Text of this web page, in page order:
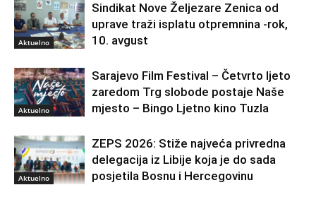
Aktuelno
Sindikat Nove Željezare Zenica od
uprave traži isplatu otpremnina -rok,
10. avgust
Aktuelno
Sarajevo Film Festival – Četvrto ljeto
zaredom Trg slobode postaje Naše
mjesto – Bingo Ljetno kino Tuzla
Aktuelno
ZEPS 2026: Stiže najveća privredna
delegacija iz Libije koja je do sada
posjetila Bosnu i Hercegovinu